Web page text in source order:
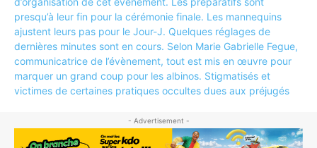
- Advertisement -